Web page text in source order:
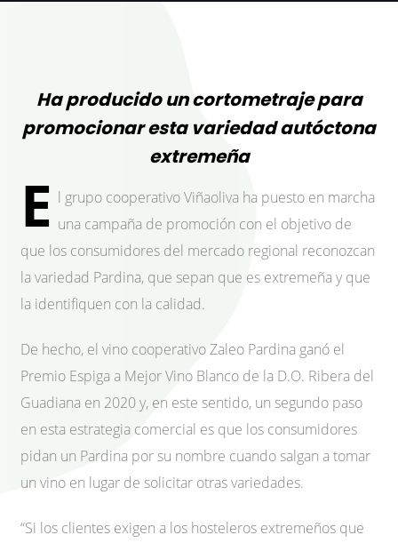
Ha producido un cortometraje para
promocionar esta variedad autóctona
extremeña
E l grupo cooperativo Viñaoliva ha puesto en marcha
una campaña de promoción con el objetivo de
que los consumidores del mercado regional reconozcan
la variedad Pardina, que sepan que es extremeña y que
la identifiquen con la calidad.
De hecho, el vino cooperativo Zaleo Pardina ganó el
Premio Espiga a Mejor Vino Blanco de la D.O. Ribera del
Guadiana en 2020 y, en este sentido, un segundo paso
en esta estrategia comercial es que los consumidores
pidan un Pardina por su nombre cuando salgan a tomar
un vino en lugar de solicitar otras variedades.
“Si los clientes exigen a los hosteleros extremeños que